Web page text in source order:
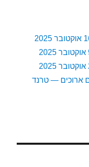
ארוכים — טרנד